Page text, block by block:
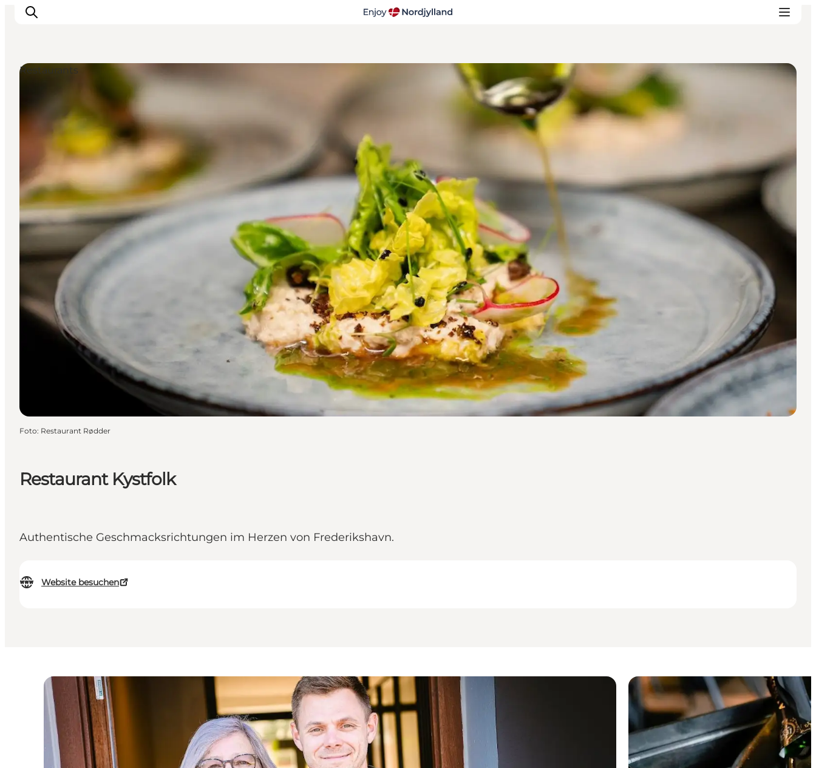
Erlebnisse
Reiseplanung
Destinationen
Guides
Veranstaltungen
Für Kinder
Restaurant Kystfolk
Authentische Geschmacksrichtungen im Herzen von Frederikshavn.
Website besuchen
Restaurants
Foto: Restaurant Rødder